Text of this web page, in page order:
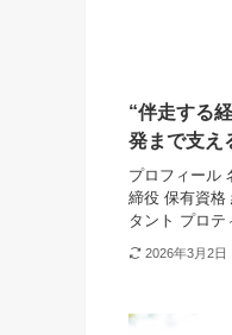
“伴走する
発まで支え
プロフィール
締役 保有資格
タント プロテ
2026年3月2日